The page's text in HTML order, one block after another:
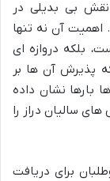
نقش بی بدیلی در
اهمیت آن نه تنها
بلکه دروازه ای
پذیرش آن ها بر
بارها نشان داده
سالیان دراز را
برای دریافت